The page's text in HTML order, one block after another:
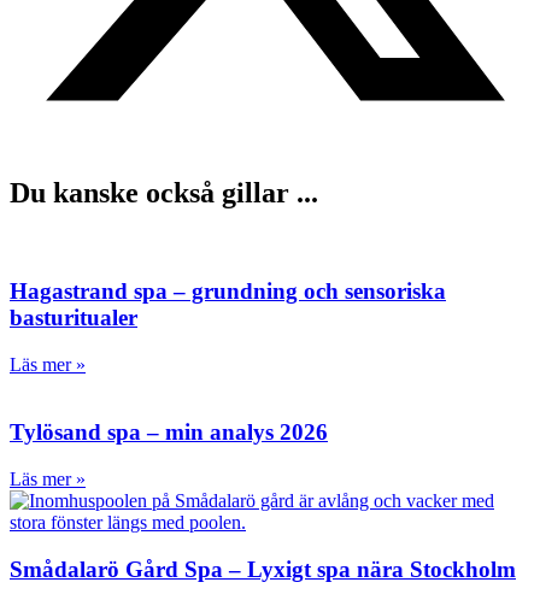
Du kanske också gillar ...
Hagastrand spa – grundning och sensoriska
basturitualer
Läs mer »
Tylösand spa – min analys 2026
Läs mer »
Smådalarö Gård Spa – Lyxigt spa nära Stockholm